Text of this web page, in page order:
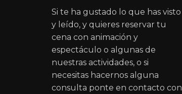
Si te ha gustado lo que has visto
y leído, y quieres reservar tu
cena con animación y
espectáculo o algunas de
nuestras actividades, o si
necesitas hacernos alguna
consulta ponte en contacto con